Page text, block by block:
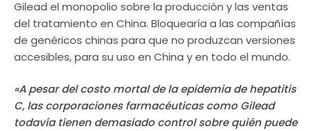
Gilead el monopolio sobre la producción y las ventas
del tratamiento en China. Bloquearía a las compañías
de genéricos chinas para que no produzcan versiones
accesibles, para su uso en China y en todo el mundo.
«A pesar del costo mortal de la epidemia de hepatitis
C, las corporaciones farmacéuticas como Gilead
todavía tienen demasiado control sobre quién puede